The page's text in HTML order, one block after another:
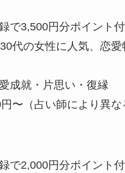
で3,500円分ポイント
代の女性に人気、恋愛
成就・片思い・復縁
〜（占い師により異な
で2,000円分ポイント